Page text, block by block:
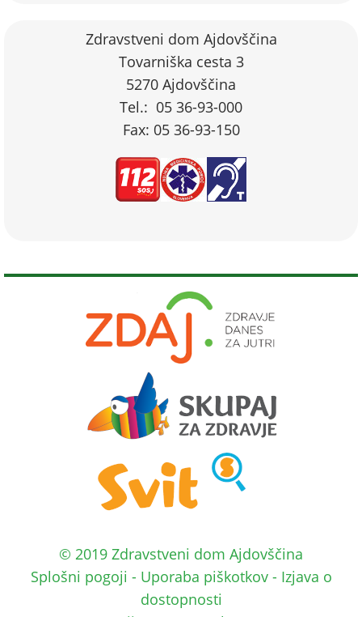
Zdravstveni dom Ajdovščina
Tovarniška cesta 3
5270 Ajdovščina
Tel.: 05 36-93-000
Fax: 05 36-93-150
© 2019 Zdravstveni dom Ajdovščina
Splošni pogoji - Uporaba piškotkov- Izjava o
dostopnosti